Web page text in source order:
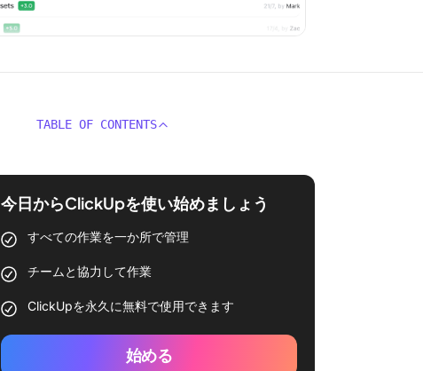
TABLE OF CONTENTS
今日からClickUpを使い始めましょう
すべての作業を一か所で管理
チームと協力して作業
ClickUpを永久に無料で使用できます
始める